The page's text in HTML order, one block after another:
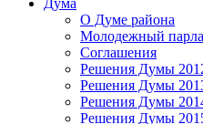
О Думе района
Молодежный
Соглашения
Решения Думы
Решения Думы
Решения Думы
Решения Думы